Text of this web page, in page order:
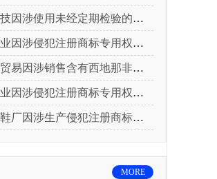
使用未经定期检验的压力管道被查
因涉侵犯注册商标专用权被查
涉销售含有西地那非的保健食品被查
因涉侵犯注册商标专用权被查
涉生产侵犯注册商标专用权的产品被查
MORE